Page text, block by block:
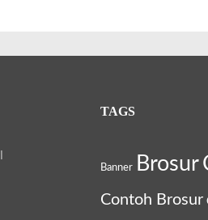
TAGS
Banner Brosur
Contoh Brosur